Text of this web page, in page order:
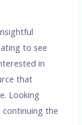
to see
in
that
Looking
the